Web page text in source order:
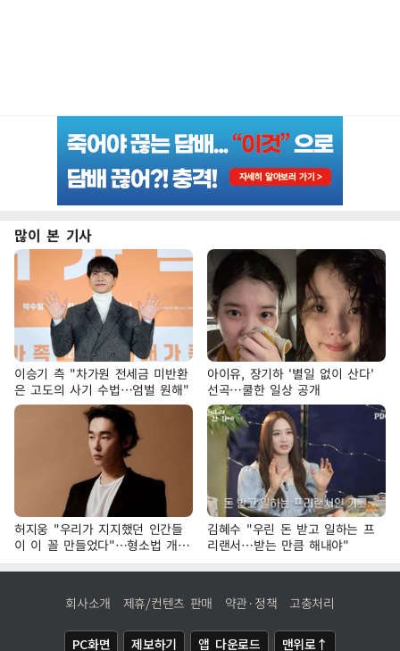
많이 본 기사
이승기 측 "차가원 전세금 미반환
은 고도의 사기 수법…엄벌 원해"
아이유, 장기하 '별일 없이 산다'
선곡…쿨한 일상 공개
허지웅 "우리가 지지했던 인간들
이 이 꼴 만들었다"…형소법 개정
에 격한 반응
김혜수 "우린 돈 받고 일하는 프
리랜서…받는 만큼 해내야"
회사소개 제휴/컨텐츠 판매 약관·정책 고충처리
PC화면 제보하기 앱 다운로드 맨위로↑